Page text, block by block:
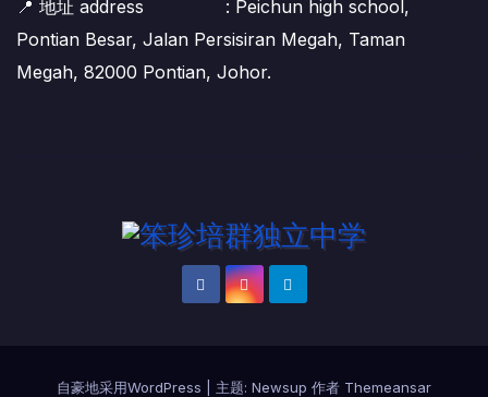
📍 地址 address : Peichun high school,
Pontian Besar, Jalan Persisiran Megah, Taman
Megah, 82000 Pontian, Johor.
自豪地采用WordPress 主题: Newsup 作者 Themeansar